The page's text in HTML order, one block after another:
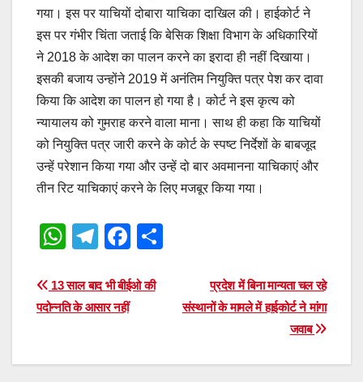
गया। इस पर याचियों दोबारा याचिका दाखिल की। हाईकोर्ट ने
इस पर गंभीर चिंता जताई कि बेसिक शिक्षा विभाग के अधिकारियों
ने 2018 के आदेश का पालन करने का इरादा ही नहीं दिखाया।
इसकी बजाय उन्होंने 2019 में अनंतिम नियुक्ति पत्र पेश कर दावा
किया कि आदेश का पालन हो गया है। कोर्ट ने इस कृत्य को
न्यायालय को गुमराह करने वाला माना। साथ ही कहा कि याचियों
को नियुक्ति पत्र जारी करने के कोर्ट के स्पष्ट निर्देशों के बाबजूद
उन्हें परेशान किया गया और उन्हें दो बार अवमानना याचिकाएं और
तीन रिट याचिकाएं करने के लिए मजबूर किया गया।
W
at
s
p
T
e
gr
m
F
c
o
Post
navigation
प्रदेश में बिना मान्यता चल रहे
संस्थानों के मामले में हाईकोर्ट ने मांगा
जवाब
13 साल बाद भी बीईओ की
पदोन्नति के आसार नहीं